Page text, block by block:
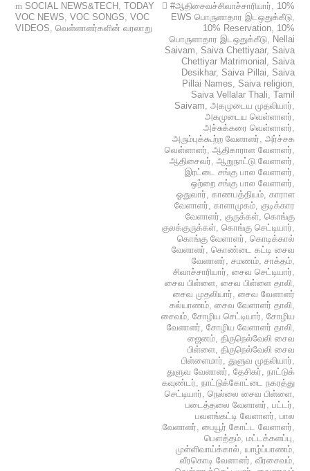
SOCIAL NEWS&TECH ,TODAY
VOC NEWS,VOC SONGS,VOC
VIDEOS,வெள்ளாளர்களின் வரலாறு
#ஆதிசைவச்சிவாச்சாரியார், 10%
EWS பொருளாதார இடஒதுக்கீடு,
10% Reservation, 10%
பொருளாதார இடஒதுக்கீடு, Nellai
Saivam, Saiva Chettiyaar, Saiva
Chettiyar Matrimonial , Saiva
Desikhar, Saiva Pillai, Saiva
Pillai Names, Saiva religion,
Saiva Vellalar Thali, Tamil
Saivam, அகமுடைய முதலியார்,
அகமுடைய வெள்ளாளர்,
அச்சுக்கரை வெள்ளாளர்,
அரும்புக்கூற்ற வேளாளர், அர்ச்சக
வெள்ளாளர், ஆதிகாராள வேளாளர்,
ஆதிசைவர், ஆறுநாட்டு வேளாளர்,
இரட்டை சங்கு பால வேளாளர்,
ஒற்றை சங்கு பால வேளாளர்,
ஓதுவார், காணபத்தியம், காராள
வேளாளர், காளாமுகம், குடிக்கார
வேளாளர், குருக்கள், கொங்கு
குலக்குருக்கள், கொங்கு செட்டியார்,
கொங்கு வேளாளர், கொடிக்கால்
வேளாளர், கொண்டை கட்டி சைவ
வேளாளர், சமணம், சாக்தம்,
சிவாச்சாரியார், சைவ செட்டியார்,
சைவ பிள்ளை, சைவ பிள்ளை தாலி,
சைவ முதலியார், சைவ வேளாளர்
கல்யாணம், சைவ வேளாளர் தாலி,
சைவம், சோழிய செட்டியார், சோழிய
வேளாளர், சோழிய வேளாளர் தாலி,
ஜைனம், திருநெல்வேலி சைவ
பிள்ளை, திருநெல்வேலி சைவ
பிள்ளைமார், துளுவ முதலியார்,
துளுவ வேளாளர், தேசிகர், நாட்டுக்
கவுண்டர், நாட்டுக்கோட்டை நகரத்து
செட்டியார், நெல்லை சைவ பிள்ளை,
படைத்தலை வேளாளர், பட்டர்,
பவளங்கட்டி வேளாளர், பால
வேளாளர், பையூர் கோட்ட வேளாளர்,
பௌத்தம், மட்டக்களப்பு,
முள்ளிவாய்க்கால், யாழ்ப்பாணம்,
வீரகொடி வேளாளர், வீரசைவம்,